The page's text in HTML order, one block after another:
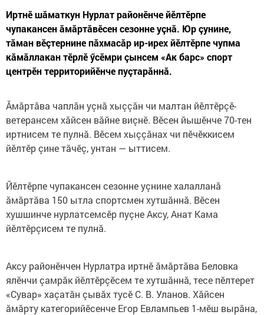
Иртнӗ шăматкун Нурлат районӗнче йӗлтӗрпе
чупакансен ăмăртăвӗсен сезонне уçнă. Юр çунине,
тăман вӗçтернине пăхмасăр ир-ирех йӗлтӗрпе чупма
кăмăллакан тӗрлӗ ӳсӗмри çынсем «Ак барс» спорт
центрӗн территорийӗнче пуçтарăннă.
Ăмăртăва чаплăн уçнă хыççăн чи малтан йӗлтӗрçӗ-
ветерансем хăйсен вăйне виçнӗ. Вӗсен йышӗнче 70-тен
иртнисем те пулнă. Вӗсем хыççăнах чи пӗчӗккисем
йӗлтӗр çине тăчӗç, унтан — ыттисем.
Йӗлтӗрпе чупакансен сезонне уçнине халалланă
ăмăртăва 150 ытла спортсмен хутшăннă. Вӗсен
хушшинче нурлатсемсӗр пуçне Аксу, Анат Кама
йӗлтӗрçисем те пулнă.
Аксу районӗнчен Нурлатра иртнӗ ăмăртăва Беловка
ялӗнчи çамрăк йӗлтӗрçӗсем те хутшăннă, тесе пӗлтерет
«Сувар» хаçатăн çывăх тусӗ С. В. Уланов. Хӑйсен
ӑмӑрту категорийӗсенче Егор Евлампьев 1-мӗш вырӑна,